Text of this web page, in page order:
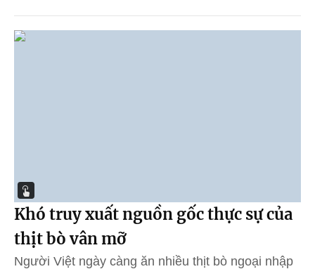
Khó truy xuất nguồn gốc thực sự của
thịt bò vân mỡ
Người Việt ngày càng ăn nhiều thịt bò ngoại nhập